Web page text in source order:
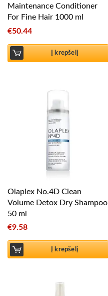
Maintenance Conditioner
For Fine Hair 1000 ml
€50.44
Į krepšelį
Olaplex No.4D Clean
Volume Detox Dry Shampoo
50 ml
€9.58
Į krepšelį